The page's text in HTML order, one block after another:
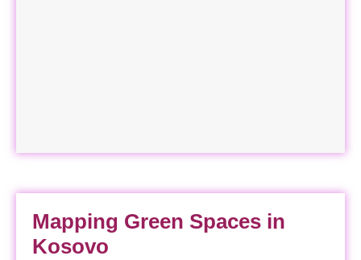
Mapping Green Spaces in
Kosovo